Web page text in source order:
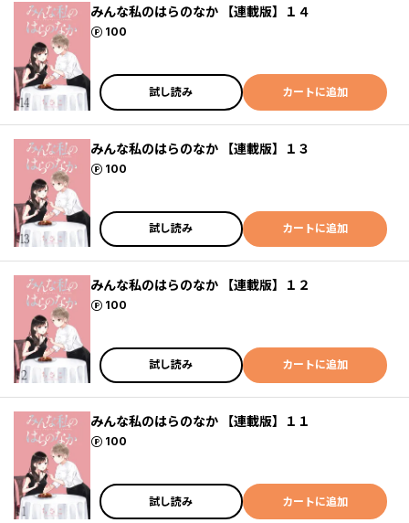
みんな私のはらのなか 【連載版】１４
100
ポイント
試し読み カートに追加
みんな私のはらのなか 【連載版】１３
100
ポイント
試し読み カートに追加
みんな私のはらのなか 【連載版】１２
100
ポイント
試し読み カートに追加
みんな私のはらのなか 【連載版】１１
100
ポイント
試し読み カートに追加